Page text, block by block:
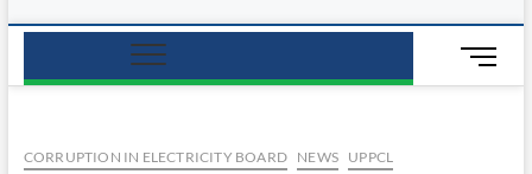
M
e
CORRUPTION IN ELECTRICITY BOARD NEWS UPPCL